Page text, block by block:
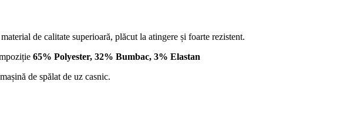
de calitate superioară, plăcut la atingere și foarte rezistent.
65% Polyester, 32% Bumbac, 3% Elastan
de spălat de uz casnic.